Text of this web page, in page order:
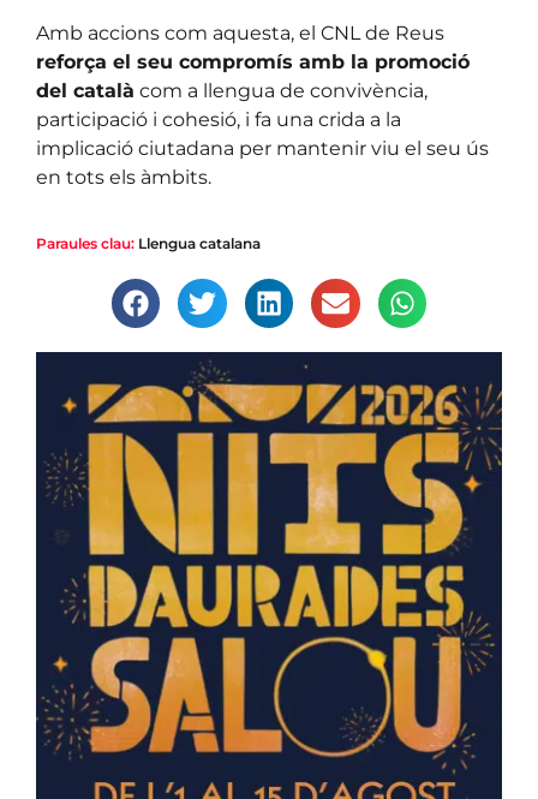
Amb accions com aquesta, el CNL de Reus
reforça el seu compromís amb la promoció
del català com a llengua de convivència,
participació i cohesió, i fa una crida a la
implicació ciutadana per mantenir viu el seu ús
en tots els àmbits.
Paraules clau: Llengua catalana